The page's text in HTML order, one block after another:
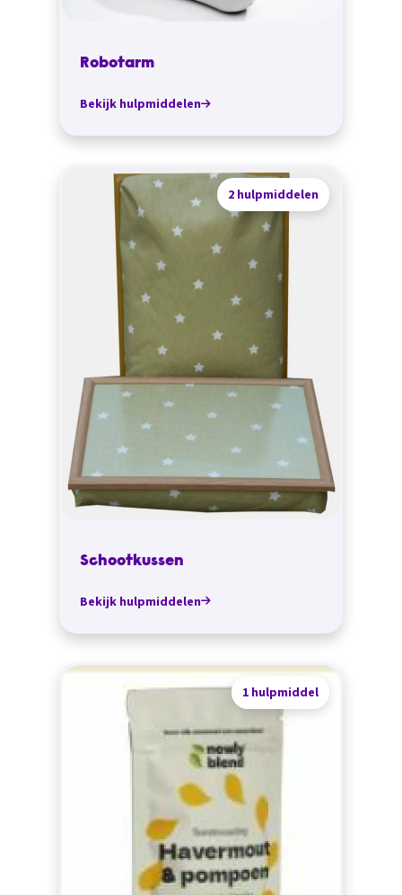
Robotarm
Bekijk hulpmiddelen
2 hulpmiddelen
Schootkussen
Bekijk hulpmiddelen
1 hulpmiddel